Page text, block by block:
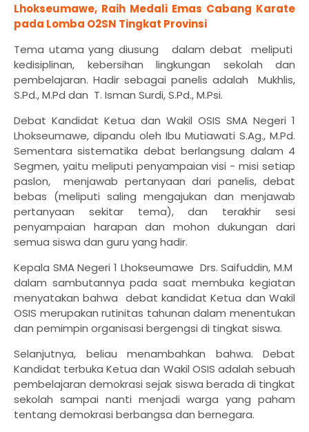
Lhokseumawe, Raih Medali Emas Cabang Karate
pada Lomba O2SN Tingkat Provinsi
Tema utama yang diusung dalam debat meliputi
kedisiplinan, kebersihan lingkungan sekolah dan
pembelajaran. Hadir sebagai panelis adalah Mukhlis,
S.Pd., M.Pd dan T. Isman Surdi, S.Pd., M.Psi.
Debat Kandidat Ketua dan Wakil OSIS SMA Negeri 1
Lhokseumawe, dipandu oleh Ibu Mutiawati S.Ag., M.Pd.
Sementara sistematika debat berlangsung dalam 4
Segmen, yaitu meliputi penyampaian visi - misi setiap
paslon, menjawab pertanyaan dari panelis, debat
bebas (meliputi saling mengajukan dan menjawab
pertanyaan sekitar tema), dan terakhir sesi
penyampaian harapan dan mohon dukungan dari
semua siswa dan guru yang hadir.
Kepala SMA Negeri 1 Lhokseumawe Drs. Saifuddin, M.M
dalam sambutannya pada saat membuka kegiatan
menyatakan bahwa debat kandidat Ketua dan Wakil
OSIS merupakan rutinitas tahunan dalam menentukan
dan pemimpin organisasi bergengsi di tingkat siswa.
Selanjutnya, beliau menambahkan bahwa. Debat
Kandidat terbuka Ketua dan Wakil OSIS adalah sebuah
pembelajaran demokrasi sejak siswa berada di tingkat
sekolah sampai nanti menjadi warga yang paham
tentang demokrasi berbangsa dan bernegara.